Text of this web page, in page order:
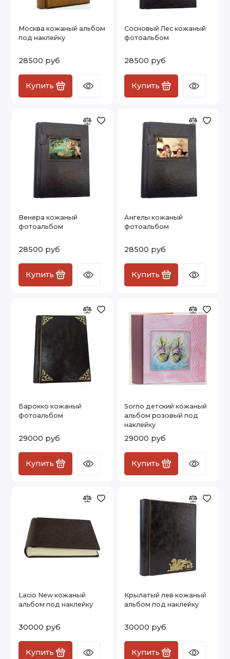
Москва кожаный альбом
под наклейку
28500 руб
Купить
Сосновый Лес кожаный
фотоальбом
28500 руб
Купить
Венера кожаный
фотоальбом
28500 руб
Купить
Ангелы кожаный
фотоальбом
28500 руб
Купить
Барокко кожаный
фотоальбом
29000 руб
Купить
Sorno детский кожаный
альбом розовый под
наклейку
29000 руб
Купить
Lacio New кожаный
альбом под наклейку
30000 руб
Купить
Крылатый лев кожаный
альбом под наклейку
30000 руб
Купить